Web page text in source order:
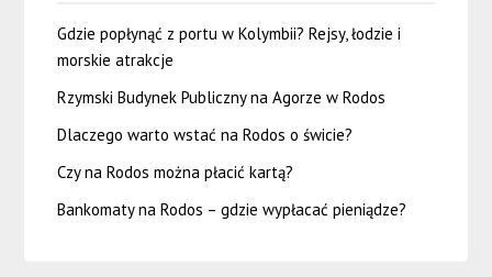
Gdzie popłynąć z portu w Kolymbii? Rejsy, łodzie i
morskie atrakcje
Rzymski Budynek Publiczny na Agorze w Rodos
Dlaczego warto wstać na Rodos o świcie?
Czy na Rodos można płacić kartą?
Bankomaty na Rodos – gdzie wypłacać pieniądze?